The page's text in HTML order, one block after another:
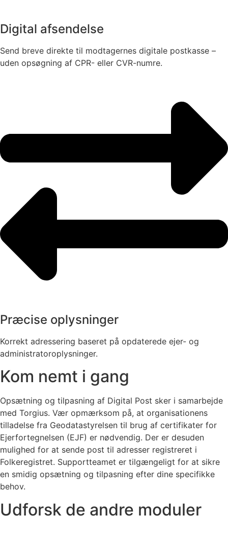
Digital afsendelse
Send breve direkte til modtagernes digitale postkasse –
uden opsøgning af CPR- eller CVR-numre.
Præcise oplysninger
Korrekt adressering baseret på opdaterede ejer- og
administratoroplysninger.
Kom nemt i gang
Opsætning og tilpasning af Digital Post sker i samarbejde
med Torgius. Vær opmærksom på, at organisationens
tilladelse fra Geodatastyrelsen til brug af certifikater for
Ejerfortegnelsen (EJF) er nødvendig. Der er desuden
mulighed for at sende post til adresser registreret i
Folkeregistret. Supportteamet er tilgængeligt for at sikre
en smidig opsætning og tilpasning efter dine specifikke
behov.
Udforsk de andre moduler